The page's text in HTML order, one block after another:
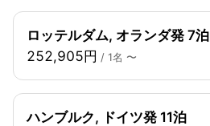
ロッテルダム, オランダ発 7泊
252,905円 / 1名 〜
ハンブルク, ドイツ発 11泊